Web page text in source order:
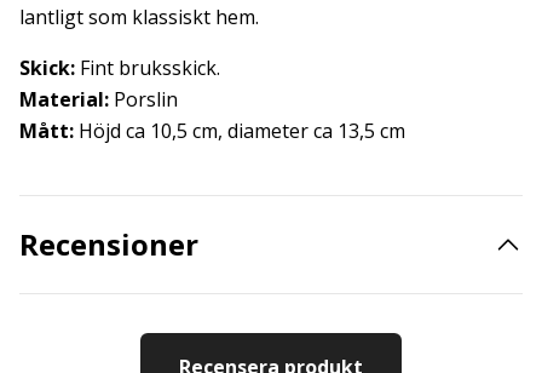
lantligt som klassiskt hem.
Skick: Fint bruksskick.
Material: Porslin
Mått: Höjd ca 10,5 cm, diameter ca 13,5 cm
Recensioner
Recensera produkt